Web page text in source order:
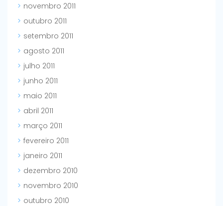
novembro 2011
outubro 2011
setembro 2011
agosto 2011
julho 2011
junho 2011
maio 2011
abril 2011
março 2011
fevereiro 2011
janeiro 2011
dezembro 2010
novembro 2010
outubro 2010